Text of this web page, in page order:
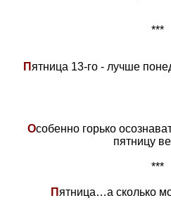
***
П ятница 13-го - лучше
Особенно горько
пятницу
***
П ятница…а сколько